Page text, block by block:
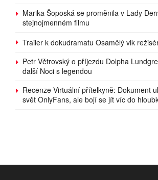
Marika Šoposká se proměnila v Lady
stejnojmenném filmu
Trailer k dokudramatu Osamělý vlk
Petr Větrovský o příjezdu Dolpha
další Noci s legendou
Recenze Virtuální přítelkyně: Dokument
svět OnlyFans, ale bojí se jít víc do